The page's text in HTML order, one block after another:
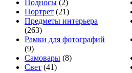
Подносы (2)
Портрет (21)
Предметы интерьера
(263)
Рамки для фотографий
(9)
Самовары (8)
Свет (41)